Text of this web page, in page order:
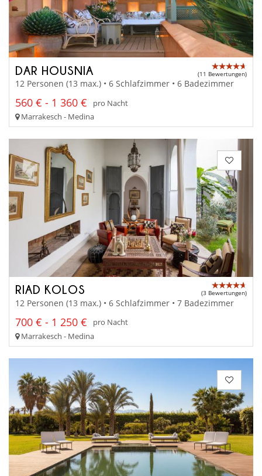
DAR HOUSNIA (11 Bewertungen)
12 Personen (13 max.) • 6 Schlafzimmer • 6 Badezimmer
560 € - 1 360 €
pro Nacht
Marrakesch - Medina
RIAD KOLOS (3 Bewertungen)
12 Personen (13 max.) • 6 Schlafzimmer • 7 Badezimmer
700 € - 1 250 €
pro Nacht
Marrakesch - Medina